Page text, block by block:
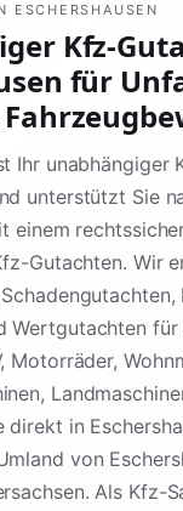
ESCHERSHAUSEN
Kfz-
für
Ihr unabhängiger
unterstützt Sie
einem
Gutachten. Wir
Wertgutachten für
Motorräder,
direkt in
von
Als Kfz-